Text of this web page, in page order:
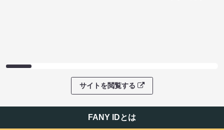
サイトを閲覧する
FANY IDとは